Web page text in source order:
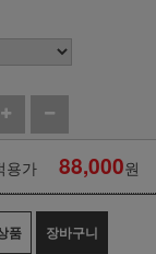
용가 88,000원
품 장바구니